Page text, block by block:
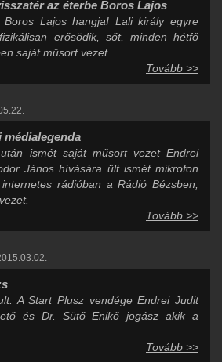
az éterbe Boros Lajos
Boros Lajos hangja! Lali király egyre
erősödik, sőt, minden hétfő
saját műsort vezet.
Tovább >>
ismét saját műsort vezet Endrei
János hívására ült ismét mikrofon
rádióban a Rádió Bézsben,
Tovább >>
A Start Plusz vendége Endrei Judit
és Dr. Sütő Enikő jogász akik a
Tovább >>